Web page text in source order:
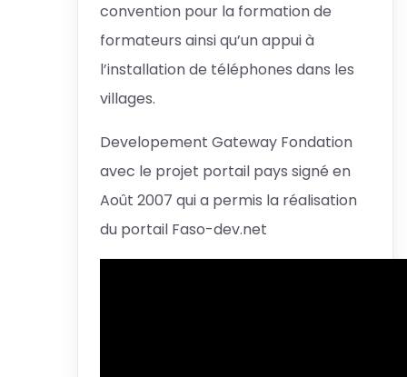
convention pour la formation de
formateurs ainsi qu’un appui à
l’installation de téléphones dans les
villages.
Developement Gateway Fondation
avec le projet portail pays signé en
Août 2007 qui a permis la réalisation
du portail Faso-dev.net